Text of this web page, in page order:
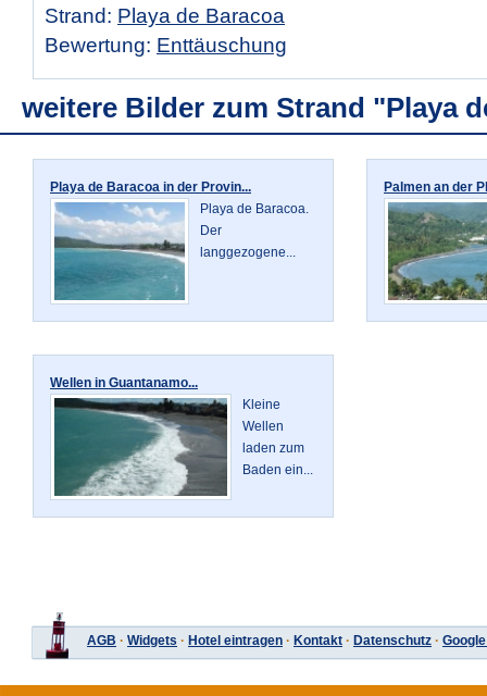
Strand: Playa de Baracoa
Bewertung: Enttäuschung
weitere Bilder zum Strand "Playa
Playa de Baracoa in der Provin...
Playa de Baracoa.
Der
langgezogene...
Palmen an der
Wellen in Guantanamo...
Kleine
Wellen
laden zum
Baden ein...
AGB · Widgets · Hotel eintragen · Kontakt · Datenschutz ·